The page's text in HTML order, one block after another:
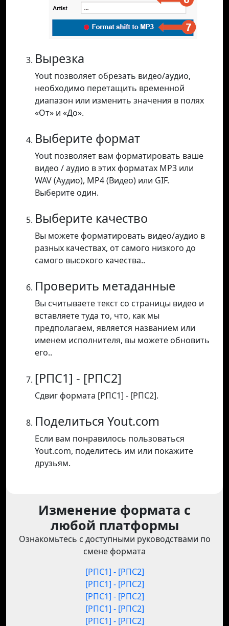
Вырезка
Yout позволяет обрезать видео/аудио,
необходимо перетащить временной
диапазон или изменить значения в полях
«От» и «До».
Выберите формат
Yout позволяет вам форматировать ваше
видео / аудио в этих форматах MP3 или
WAV (Аудио), MP4 (Видео) или GIF.
Выберите один.
Выберите качество
Вы можете форматировать видео/аудио в
разных качествах, от самого низкого до
самого высокого качества..
Проверить метаданные
Вы считываете текст со страницы видео и
вставляете туда то, что, как мы
предполагаем, является названием или
именем исполнителя, вы можете обновить
его..
[РПС1] - [РПС2]
Сдвиг формата [РПС1] - [РПС2].
Поделиться Yout.com
Если вам понравилось пользоваться
Yout.com, поделитесь им или покажите
друзьям.
Изменение формата с
любой платформы
Ознакомьтесь с доступными руководствами по
смене формата
[РПС1] - [РПС2]
[РПС1] - [РПС2]
[РПС1] - [РПС2]
[РПС1] - [РПС2]
[РПС1] - [РПС2]